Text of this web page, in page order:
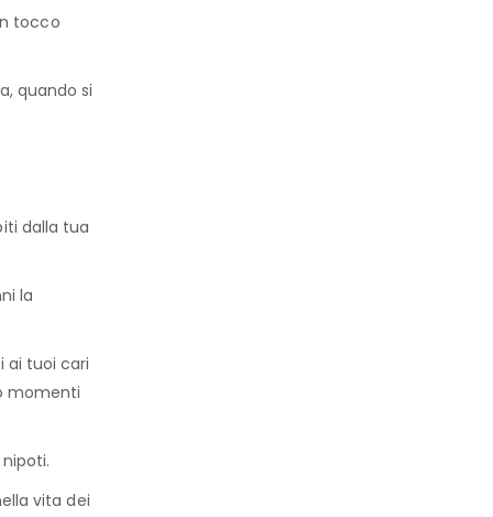
tocco
quando si
dalla tua
la
ai tuoi cari
momenti
vita dei